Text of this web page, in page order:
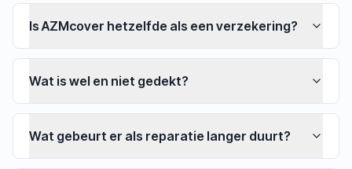
Is AZMcover hetzelfde als een verzekering?
Wat is wel en niet gedekt?
Wat gebeurt er als reparatie langer duurt?